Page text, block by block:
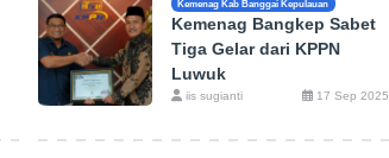
Kemenag Kab Banggai Kepulauan
Kemenag Bangkep Sabet
Tiga Gelar dari KPPN
Luwuk
iis sugianti 17 Sep 2025